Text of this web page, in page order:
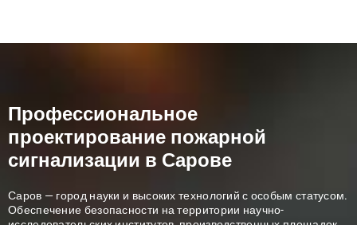
Профессиональное
проектирование пожарной
сигнализации в Сарове
Саров — город науки и высоких технологий с особым статусом.
Обеспечение безопасности на территории научно-